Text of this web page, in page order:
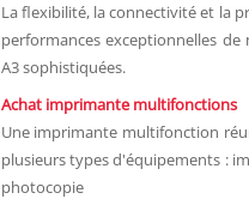
La flexibilité, la connectivité et la
performances exceptionnelles
A3 sophistiquées.
Achat imprimante multifonctions
Une imprimante multifonction
plusieurs types d'équipements :
photocopie